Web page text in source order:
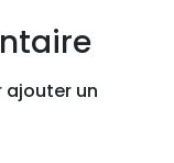
ajouter un